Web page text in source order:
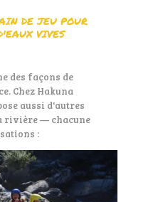
DE JEU POUR
VIVES
des façons de
Chez Hakuna
aussi d'autres
rivière — chacune
: